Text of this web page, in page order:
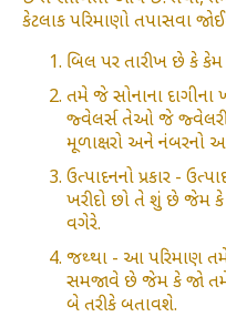
કેટલાક પરિમાણો તપાસવા
બિલ પર તારીખ છે કે
તમે જે સોનાના દાગીના
જ્વેલર્સ તેઓ જે જ્વેલરી
મૂળાક્ષરો અને નંબરનો
ઉત્પાદનનો પ્રકાર -
ખરીદો છો તે શું છે જેમ કે
વગેરે.
જથ્થા - આ પરિમાણ તમે
સમજાવે છે જેમ કે જો
બે તરીકે બતાવશે.